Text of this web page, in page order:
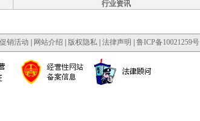
行业资讯
促销活动 网站介绍 版权隐私| 法律声明 鲁ICP备10021259号